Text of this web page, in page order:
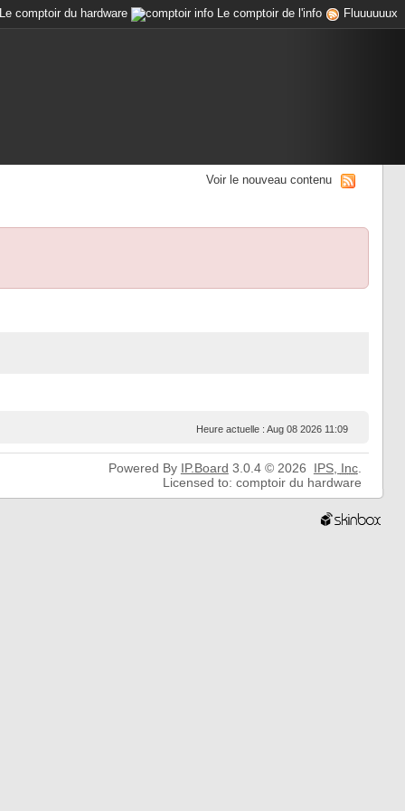
Le comptoir du hardware Le comptoir de l'info Fluuuuuux
Voir le nouveau contenu
Heure actuelle : Aug 08 2026 11:09
Powered By IP.Board 3.0.4 © 2026 IPS, Inc.
Licensed to: comptoir du hardware